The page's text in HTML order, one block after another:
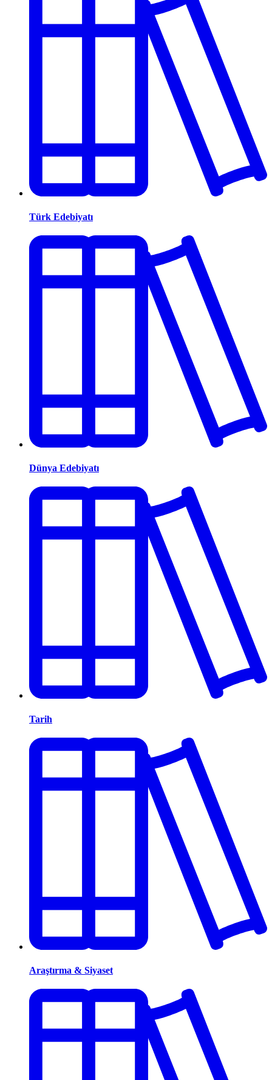
Türk Edebiyatı
Dünya Edebiyatı
Tarih
Araştırma & Siyaset